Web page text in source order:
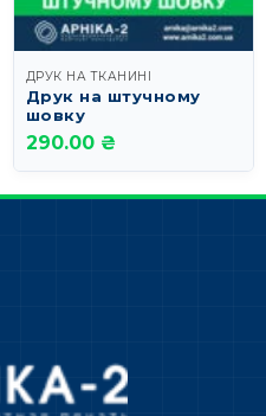
ДРУК НА ТКАНИНІ
Друк на штучному
шовку
290.00 ₴